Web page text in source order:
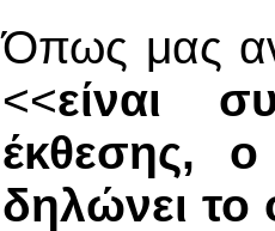
Όπως μας
<<είναι
έκθεσης,
δηλώνει το